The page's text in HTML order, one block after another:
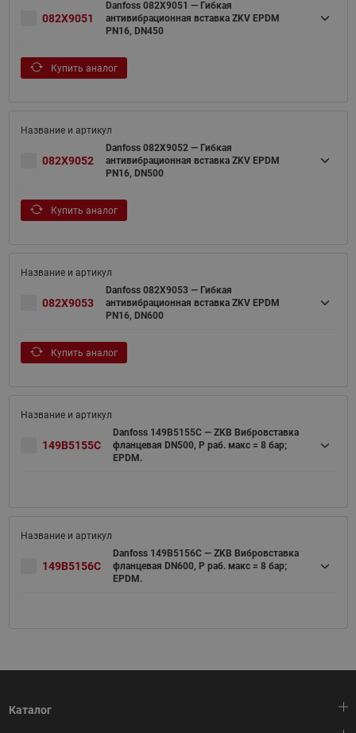
082X9051
Danfoss 082X9051 — Гибкая
антивибрационная вставка ZKV EPDM
PN16, DN450
Купить аналог
082X9052
Danfoss 082X9052 — Гибкая
антивибрационная вставка ZKV EPDM
PN16, DN500
Купить аналог
082X9053
Danfoss 082X9053 — Гибкая
антивибрационная вставка ZKV EPDM
PN16, DN600
Купить аналог
149B5155C
Danfoss 149B5155C — ZKB Вибровставка
фланцевая DN500, Р раб. макс = 8 бар;
EPDM.
149B5156C
Danfoss 149B5156C — ZKB Вибровставка
фланцевая DN600, Р раб. макс = 8 бар;
EPDM.
Каталог